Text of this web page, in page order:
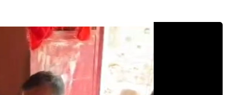
ने की निष्पक्ष जांच की मांग,कहा-जघन्य घटना के दोषियों को बख्शा नहीं ...